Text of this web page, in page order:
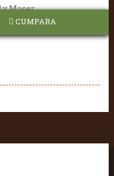
CUMPARA